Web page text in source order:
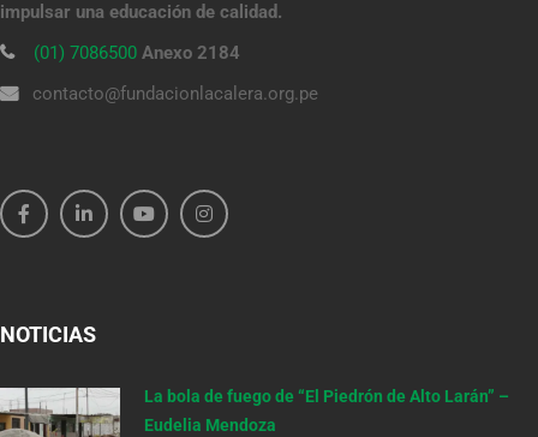
impulsar una educación de calidad.
(01) 7086500 Anexo 2184
contacto@fundacionlacalera.org.pe
NOTICIAS
La bola de fuego de “El Piedrón de Alto Larán” –
Eudelia Mendoza